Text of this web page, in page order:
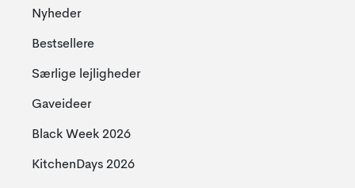
Nyheder
Bestsellere
Særlige lejligheder
Gaveideer
Black Week 2026
KitchenDays 2026